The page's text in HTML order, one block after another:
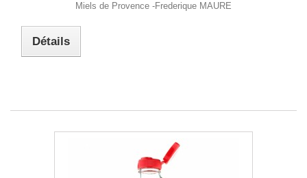
Miels de Provence -Frederique MAURE
Détails